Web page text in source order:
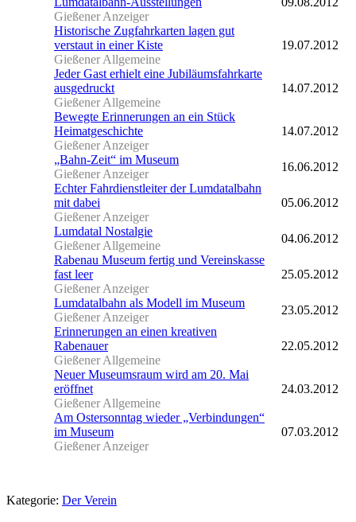
Gießener Anzeiger
Historische Zugfahrkarten lagen gut
verstaut in einer Kiste
19.07.2012
Gießener Allgemeine
Jeder Gast erhielt eine Jubiläumsfahrkarte
ausgedruckt
14.07.2012
Gießener Allgemeine
Bewegte Erinnerungen an ein Stück
Heimatgeschichte
14.07.2012
Gießener Anzeiger
„Bahn-Zeit“ im Museum
16.06.2012
Gießener Anzeiger
Echter Fahrdienstleiter der Lumdatalbahn
mit dabei
05.06.2012
Gießener Anzeiger
Lumdatal Nostalgie
04.06.2012
Gießener Allgemeine
Rabenau Museum fertig und Vereinskasse
fast leer
25.05.2012
Gießener Anzeiger
Lumdatalbahn als Modell im Museum
23.05.2012
Gießener Anzeiger
Erinnerungen an einen kreativen
Rabenauer
22.05.2012
Gießener Allgemeine
Neuer Museumsraum wird am 20. Mai
eröffnet
24.03.2012
Gießener Allgemeine
Am Ostersonntag wieder „Verbindungen“
im Museum
07.03.2012
Gießener Anzeiger
Kategorie: Der Verein